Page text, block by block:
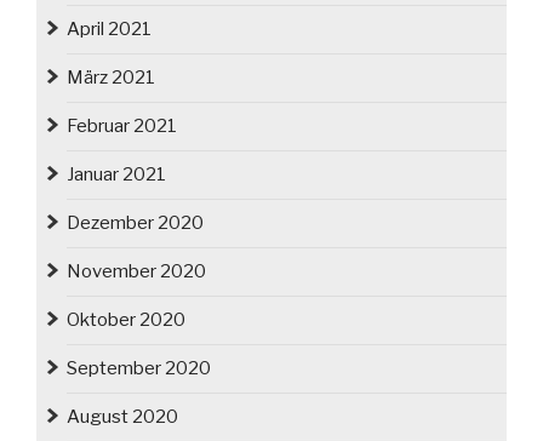
April 2021
März 2021
Februar 2021
Januar 2021
Dezember 2020
November 2020
Oktober 2020
September 2020
August 2020